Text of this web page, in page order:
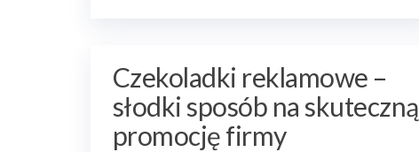
Czekoladki reklamowe –
słodki sposób na skuteczną
promocję firmy